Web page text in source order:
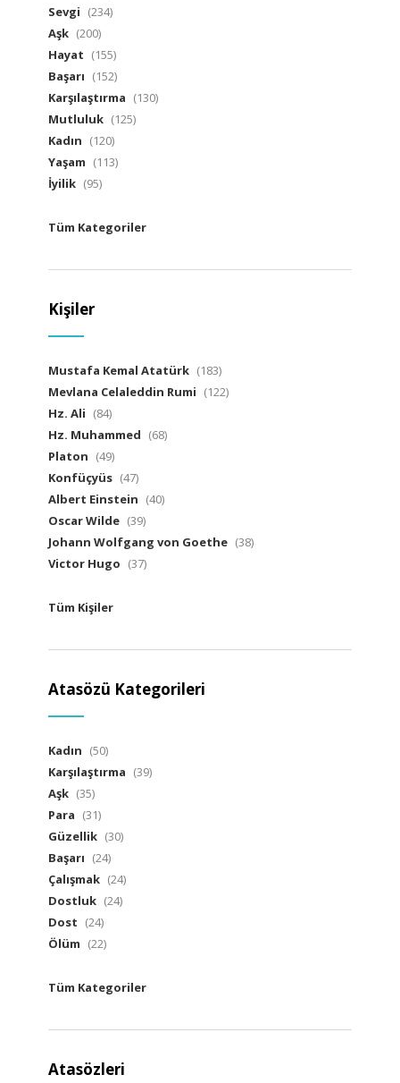
Sevgi (234)
Aşk (200)
Hayat (155)
Başarı (152)
Karşılaştırma (130)
Mutluluk (125)
Kadın (120)
Yaşam (113)
İyilik (95)
Tüm Kategoriler
Kişiler
Mustafa Kemal Atatürk (183)
Mevlana Celaleddin Rumi (122)
Hz. Ali (84)
Hz. Muhammed (68)
Platon (49)
Konfüçyüs (47)
Albert Einstein (40)
Oscar Wilde (39)
Johann Wolfgang von Goethe (38)
Victor Hugo (37)
Tüm Kişiler
Atasözü Kategorileri
Kadın (50)
Karşılaştırma (39)
Aşk (35)
Para (31)
Güzellik (30)
Başarı (24)
Çalışmak (24)
Dostluk (24)
Dost (24)
Ölüm (22)
Tüm Kategoriler
Atasözleri